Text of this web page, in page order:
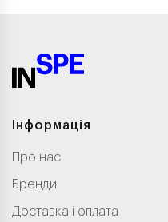
Інформація
Про нас
Бренди
Доставка і оплата